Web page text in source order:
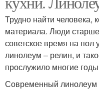
Трудно найти человека,
материала. Люди
советское время на
линолеум – релин, и
прослужило многие
Современный линолеум